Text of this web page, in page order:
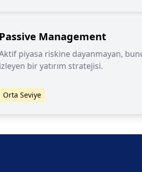
Management
piyasa riskine dayanmayan,
bir yatırım stratejisi.
Orta Seviye